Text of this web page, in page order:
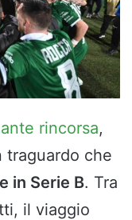
rincorsa,
traguardo che
in Serie B. Tra
il viaggio